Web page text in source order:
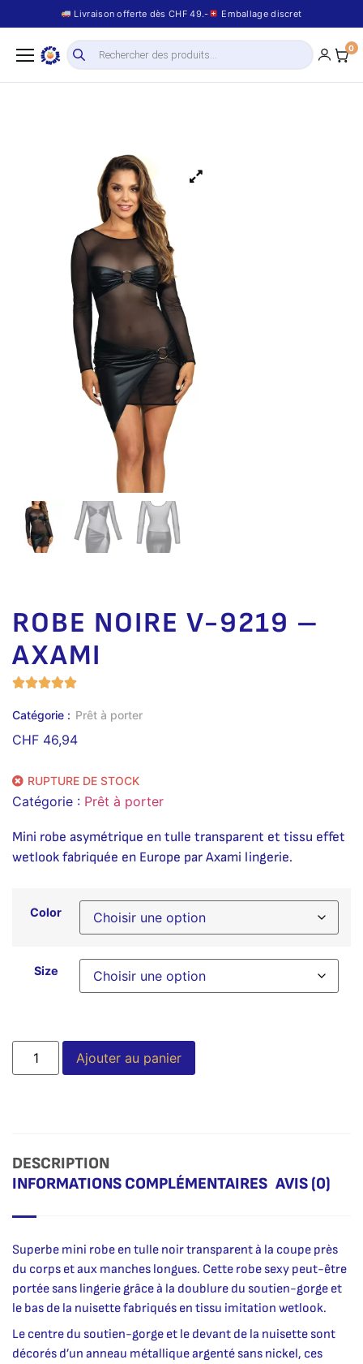
Livraison offerte dès CHF 49.- Emballage discret
0
ROBE NOIRE V-9219 –
AXAMI
Catégorie : Prêt à porter
CHF 46,94
RUPTURE DE STOCK
Catégorie : Prêt à porter
Mini robe asymétrique en tulle transparent et tissu effet
wetlook fabriquée en Europe par Axami lingerie.
Color
Size
Ajouter au panier
DESCRIPTION
INFORMATIONS COMPLÉMENTAIRES AVIS (0)
Superbe mini robe en tulle noir transparent à la coupe près
du corps et aux manches longues. Cette robe sexy peut-être
portée sans lingerie grâce à la doublure du soutien-gorge et
le bas de la nuisette fabriqués en tissu imitation wetlook.
Le centre du soutien-gorge et le devant de la nuisette sont
décorés d’un anneau métallique argenté sans nickel, ces